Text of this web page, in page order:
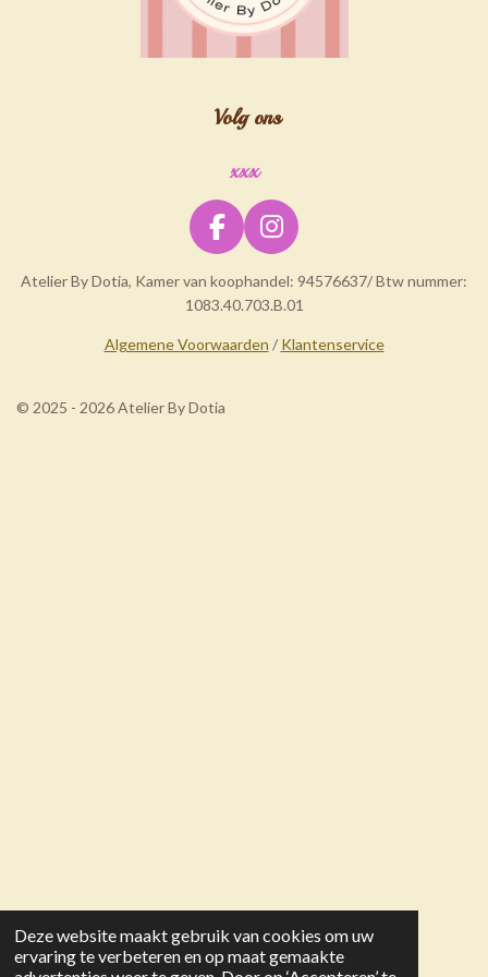
Deze website maakt gebruik van cookies om uw
ervaring te verbeteren en op maat gemaakte
Volg ons
xxx
F
c
e
b
k
I
s
t
a
Atelier By Dotia, Kamer van koophandel: 94576637/ Btw nummer:
1083.40.703.B.01
Algemene Voorwaarden / Klantenservice
© 2025 - 2026 Atelier By Dotia